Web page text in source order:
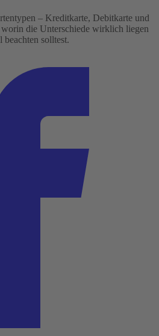
– Kreditkarte, Debitkarte und
die Unterschiede wirklich liegen
solltest.